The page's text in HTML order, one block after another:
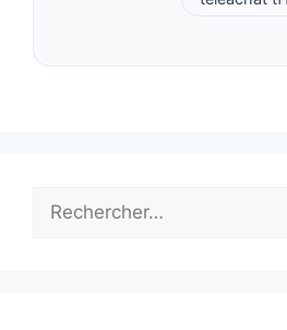
Rechercher :